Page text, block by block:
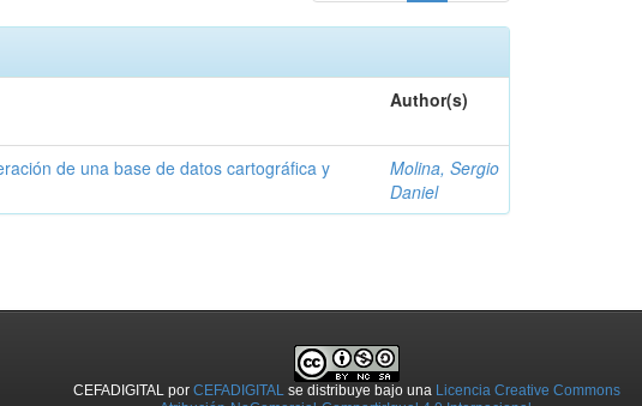
Author(s)
de una base de datos cartográfica y
Molina, Sergio
Daniel
CEFADIGITAL porCEFADIGITAL se distribuye bajo una Licencia Creative Commons